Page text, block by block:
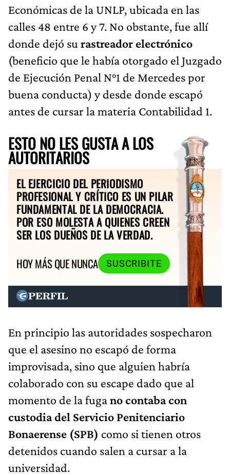
Económicas de la UNLP, ubicada en las
calles 48 entre 6 y 7. No obstante, fue allí
donde dejó su rastreador electrónico
(beneficio que le había otorgado el Juzgado
de Ejecución Penal N°1 de Mercedes por
buena conducta) y desde donde escapó
antes de cursar la materia Contabilidad 1.
ESTO NO LES GUSTA A LOS
AUTORITARIOS
EL EJERCICIO DEL PERIODISMO
PROFESIONAL Y CRÍTICO ES UN PILAR
FUNDAMENTAL DE LA DEMOCRACIA.
POR ESO MOLESTA A QUIENES CREEN
SER LOS DUEÑOS DE LA VERDAD.
HOY MÁS QUE NUNCA
SUSCRIBITE
En principio las autoridades sospecharon
que el asesino no escapó de forma
improvisada, sino que alguien habría
colaborado con su escape dado que al
momento de la fugano contaba con
custodia del Servicio Penitenciario
Bonaerense (SPB) como si tienen otros
detenidos cuando salen a cursar a la
universidad.